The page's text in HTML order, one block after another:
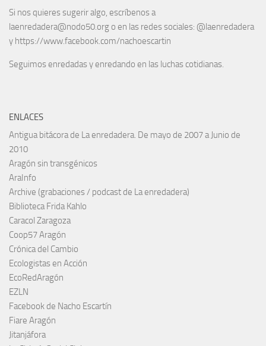
Si nos quieres sugerir algo, escríbenos a
laenredadera@nodo50.org o en las redes sociales: @laenredadera
y https://www.facebook.com/nachoescartin
Seguimos enredadas y enredando en las luchas cotidianas.
ENLACES
Antigua bitácora de La enredadera. De mayo de 2007 a Junio de
2010
Aragón sin transgénicos
AraInfo
Archive (grabaciones / podcast de La enredadera)
Biblioteca Frida Kahlo
Caracol Zaragoza
Coop57 Aragón
Crónica del Cambio
Ecologistas en Acción
EcoRedAragón
EZLN
Facebook de Nacho Escartín
Fiare Aragón
Jitanjáfora